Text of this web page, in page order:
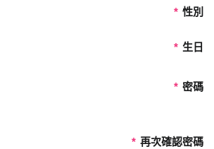
* 性別
* 生日
* 密碼
* 再次確認密碼